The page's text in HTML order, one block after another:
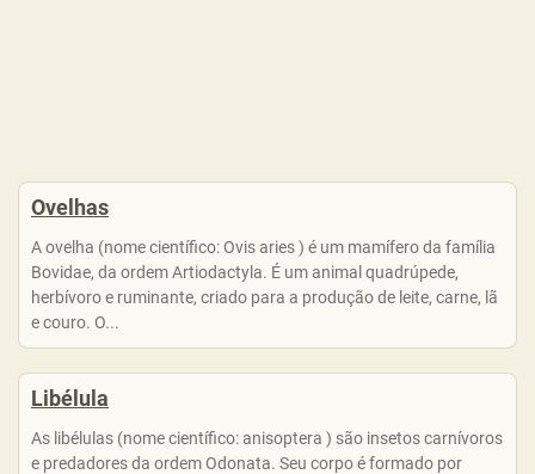
Ovelhas
A ovelha (nome científico: Ovis aries ) é um mamífero da família
Bovidae, da ordem Artiodactyla. É um animal quadrúpede,
herbívoro e ruminante, criado para a produção de leite, carne, lã
e couro. O...
Libélula
As libélulas (nome científico: anisoptera ) são insetos carnívoros
e predadores da ordem Odonata. Seu corpo é formado por